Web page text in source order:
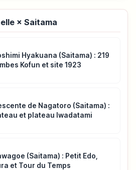
× Saitama
Hyakuana (Saitama) : 219
Kofun et site 1923
de Nagatoro (Saitama) :
et plateau Iwadatami
(Saitama) : Petit Edo,
et Tour du Temps